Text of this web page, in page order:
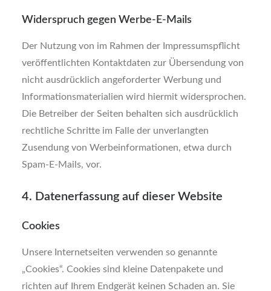
Widerspruch gegen Werbe-E-Mails
Der Nutzung von im Rahmen der Impressumspflicht
veröffentlichten Kontaktdaten zur Übersendung von
nicht ausdrücklich angeforderter Werbung und
Informationsmaterialien wird hiermit widersprochen.
Die Betreiber der Seiten behalten sich ausdrücklich
rechtliche Schritte im Falle der unverlangten
Zusendung von Werbeinformationen, etwa durch
Spam-E-Mails, vor.
4. Datenerfassung auf dieser Website
Cookies
Unsere Internetseiten verwenden so genannte
„Cookies“. Cookies sind kleine Datenpakete und
richten auf Ihrem Endgerät keinen Schaden an. Sie